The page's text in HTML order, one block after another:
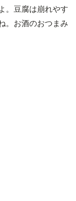
。豆腐は崩れやす
。お酒のおつまみ